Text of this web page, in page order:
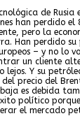
de Rusia
han perdido el
pero la
Han perdido
– y no lo
un cliente
lejos. Y su
precio del
es debida
político
el mercado